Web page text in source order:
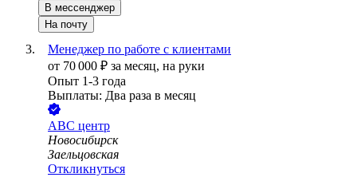
В мессенджер
На почту
Менеджер по работе с клиентами
от 70 000 ₽ за месяц, на руки
Опыт 1-3 года
Выплаты: Два раза в месяц
АBC центр
Новосибирск
Заельцовская
Откликнуться